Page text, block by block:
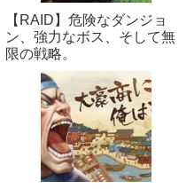
【RAID】危険なダンジョ
ン、強力なボス、そして無
限の戦略。